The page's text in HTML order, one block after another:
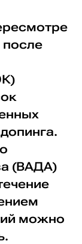
после
(ВАДА)
можно